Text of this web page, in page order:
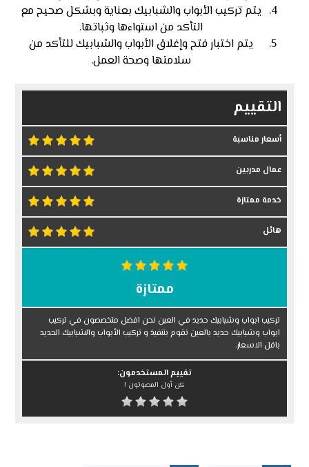
يتم تركيب الأبواب والشبابيك بعناية وبشكل صحيح مع
التأكد من استواءها وثباتها.
يتم اختبار فتح وإغلاق الأبواب والشبابيك للتأكد من
سلامتها وصحة العمل.
التقييم
أسعار مناسبة
عمال مدربين
خدمة ممتازة
هائل
ممتازة
تركيب ابواب وشبابيك حديد في العين نحن افضل متخصصون في تركيب
ابواب وشبابيك حديد بالعين نقوم بتنفيذ و تركيب الأبواب والشبابيك الحديد
باقل الاسعار.
تقييم المستخدمون:
كن أول المصوتون !